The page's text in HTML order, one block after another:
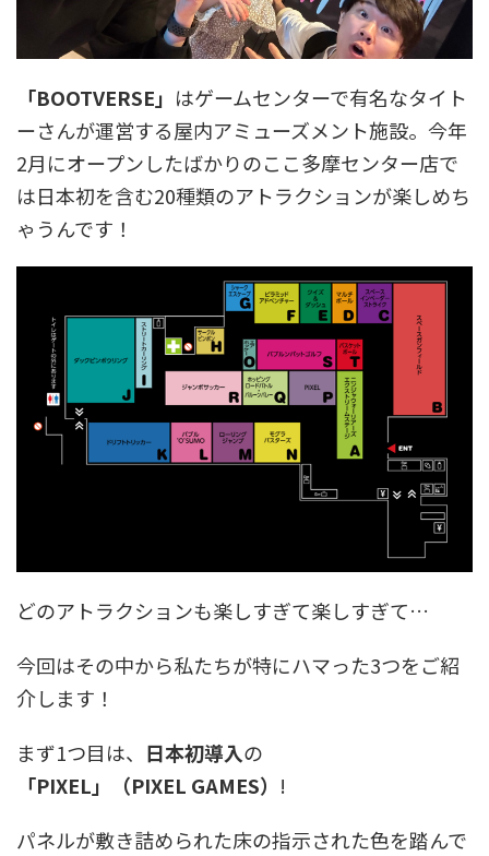
「BOOTVERSE」 はゲームセンターで有名なタイト
ーさんが運営する屋内アミューズメント施設。今年
2月にオープンしたばかりのここ多摩センター店で
は日本初を含む20種類のアトラクションが楽しめち
ゃうんです！
どのアトラクションも楽しすぎて楽しすぎて…
今回はその中から私たちが特にハマった3つをご紹
介します！
まず1つ目は、 日本初導入の
「PIXEL」（PIXEL GAMES） !
パネルが敷き詰められた床の指示された色を踏んで